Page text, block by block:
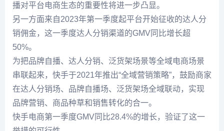
播对平台电商生态的重要性将进一步凸显。
另一方面来自2023年第一季度起平台开始征收的达人分
销佣金，这一季度达人分销渠道的GMV同比增长超
50%。
为把品牌自播、达人分销、泛货架场景等全域电商场景
串联起来，快手于2021年推出“全域营销策略”，鼓励商家
在达人分销场、品牌自播场、泛货架场全域联动，实现
品牌营销、商品种草和销售转化的合一。
快手电商第一季度GMV同比28.4%的增长，验证了这一